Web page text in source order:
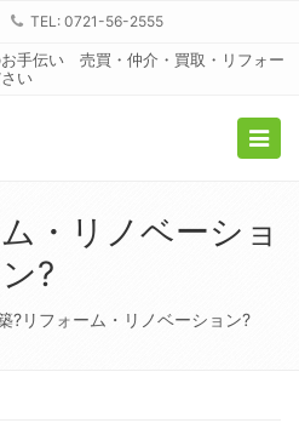
TEL: 0721-56-2555
手伝い 売買・仲介・買取・リフォー
い
・リノベーショ
ン?
?リフォーム・リノベーション?